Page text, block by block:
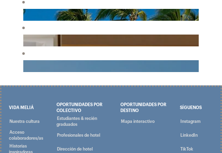
VIDA MELIÁ
OPORTUNIDADES POR
COLECTIVO
OPORTUNIDADES POR
DESTINO
SÍGUENOS
Nuestra cultura
Estudiantes & recién
graduados
Mapa interactivo Instagram
Acceso
colaboradores/as
Profesionales de hotel LinkedIn
Historias
inspiradoras
Dirección de hotel TikTok